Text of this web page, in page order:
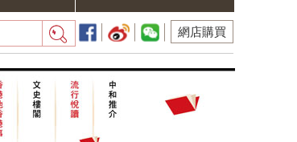
網店購買